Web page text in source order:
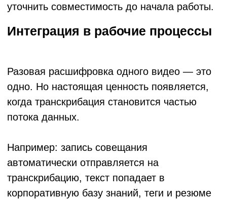
называется диаризацией — система
определяет, кто говорит в каждый момент,
выглядит так: «Спикер 1: "Давайте
количества участников и качества аудио.
работает хорошо. При большом
совещании с перебиваниями — хуже, и
результат потребует ручной проверки. В
корпоративных решениях можно
точность атрибуции.
Какие форматы файлов подходят